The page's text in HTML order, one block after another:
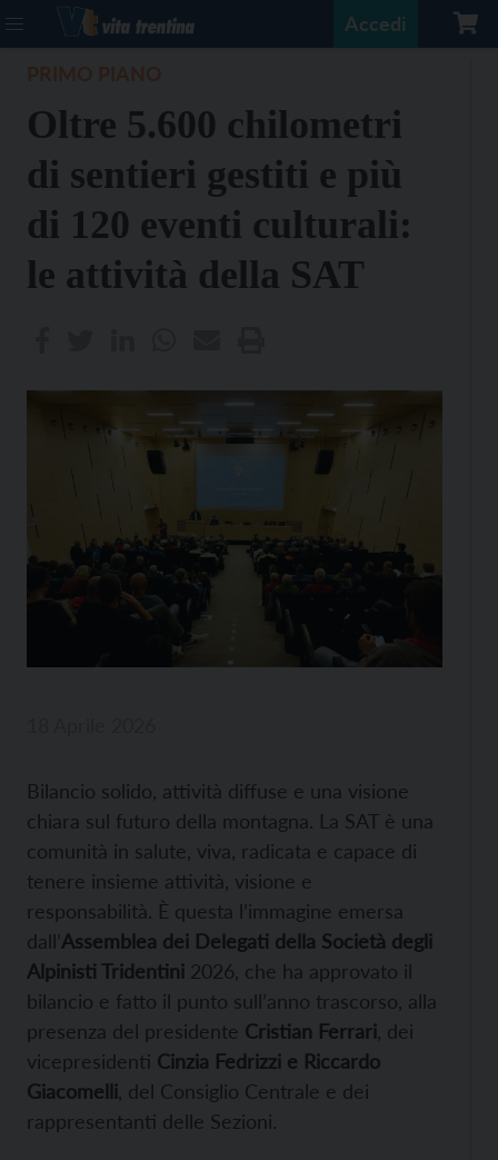
Accedi
Oltre 5.600 chilometri
di sentieri gestiti e più
di 120 eventi culturali:
le attività della SAT
Bilancio solido, attività diffuse e una visione
chiara sul futuro della montagna. La SAT è una
comunità in salute, viva, radicata e capace di
tenere insieme attività, visione e
responsabilità. È questa l’immagine emersa
dall’Assemblea dei Delegati della Società degli
Alpinisti Tridentini 2026, che ha approvato il
bilancio e fatto il punto sull’anno trascorso, alla
presenza del presidente Cristian Ferrari , dei
vicepresidenti Cinzia Fedrizzi e Riccardo
Giacomelli , del Consiglio Centrale e dei
rappresentanti delle Sezioni.